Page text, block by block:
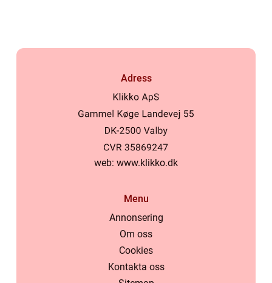
Adress
web: www.klikko.dk
Menu
Annonsering
Om oss
Cookies
Kontakta oss